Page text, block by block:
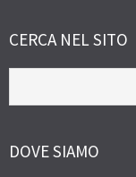
CERCA NEL SITO
DOVE SIAMO